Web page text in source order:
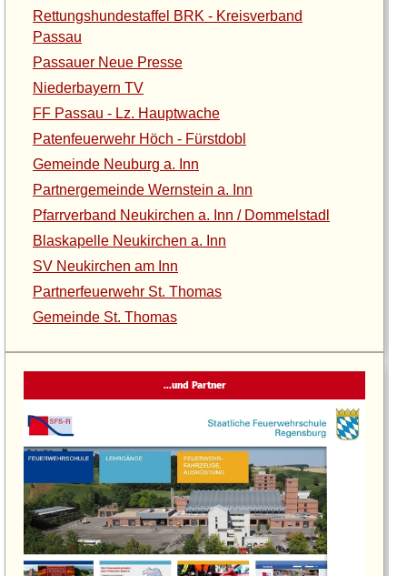
Rettungshundestaffel BRK - Kreisverband
Passau
Passauer Neue Presse
Niederbayern TV
FF Passau - Lz. Hauptwache
Patenfeuerwehr Höch - Fürstdobl
Gemeinde Neuburg a. Inn
Partnergemeinde Wernstein a. Inn
Pfarrverband Neukirchen a. Inn / Dommelstadl
Blaskapelle Neukirchen a. Inn
SV Neukirchen am Inn
Partnerfeuerwehr St. Thomas
Gemeinde St. Thomas
...und Partner